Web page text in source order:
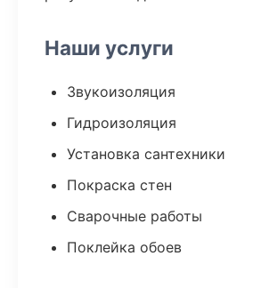
Наши услуги
Звукоизоляция
Гидроизоляция
Установка сантехники
Покраска стен
Сварочные работы
Поклейка обоев